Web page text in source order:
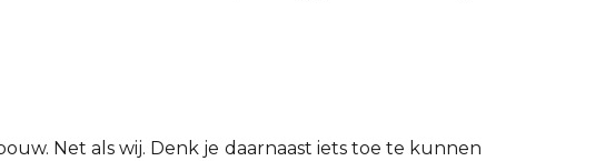
Net als wij. Denk je daarnaast iets toe te kunnen